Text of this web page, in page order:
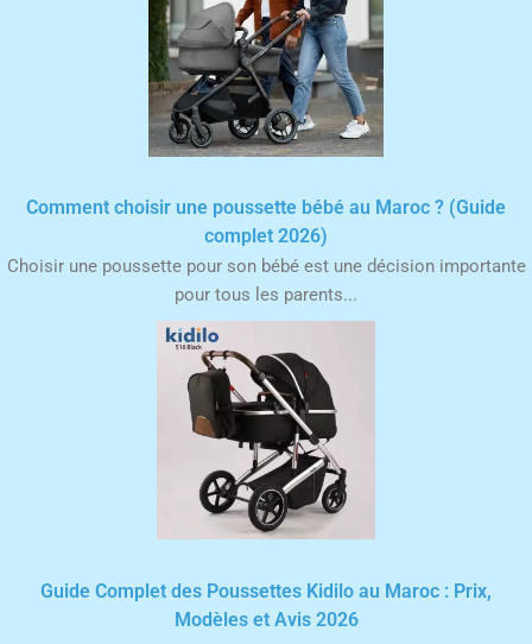
Comment choisir une poussette bébé au Maroc ? (Guide
complet 2026)
Choisir une poussette pour son bébé est une décision importante
pour tous les parents...
Guide Complet des Poussettes Kidilo au Maroc : Prix,
Modèles et Avis 2026